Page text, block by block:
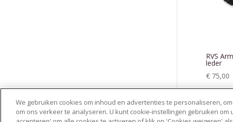
RVS
leder
€75,00
We gebruiken cookies om inhoud en advertenties te personaliseren,
om ons verkeer te analyseren. U kunt cookie-instellingen gebruiken om